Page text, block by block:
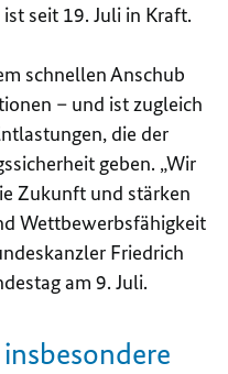
seit 19. Juli in Kraft.
schnellen Anschub
– und ist zugleich
die der
geben. „Wir
Zukunft und stärken
Wettbewerbsfähigkeit
Friedrich
am 9. Juli.